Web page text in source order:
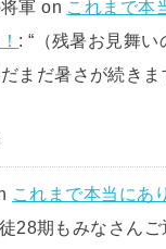
軍 on これまで本
: “ （残暑お見舞
まだ暑さが続き
これまで本当にあ
28期もみなさん